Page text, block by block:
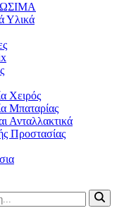
Υλικά
Χειρός
Μπαταρίας
Ανταλλακτικά
Προστασίας